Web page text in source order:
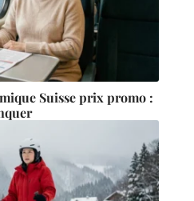
Suisse prix promo :